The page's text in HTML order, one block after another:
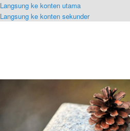
Langsung ke konten utama
Langsung ke konten sekunder